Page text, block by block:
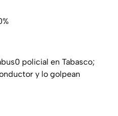
policial en Tabasco;
y lo golpean